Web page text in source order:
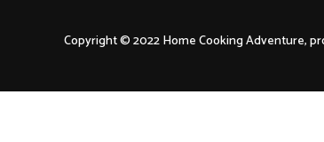
Copyright © 2022 Home Cooking Adventure,